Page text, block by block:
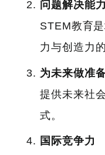
问题解决能力
STEM教育
力与创造力
为未来做准
提供未来社
式。
国际竞争力